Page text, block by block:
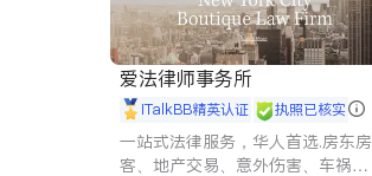
爱法律师事务所
iTalkBB精英认证 执照已核实
一站式法律服务，华人首选.房东房
客、地产交易、意外伤害、车祸重